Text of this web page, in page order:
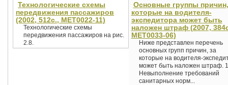
Технологические схемы
передвижения пассажиров
(2002, 512с., MET0022-11)
Технологические схемы
передвижения пассажиров на рис.
2.8.
Основные группы
которые на водителя-
экспедитора может быть
наложен штраф (2007,
MET0033-06)
Ниже представлен перечень
основных групп причин, за
которые на водителя-
может быть наложен штраф.
Невыполнение требований
санитарных норм...